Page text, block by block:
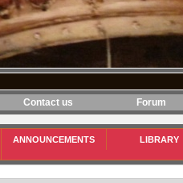
Contact us Forum
ANNOUNCEMENTS LIBRARY